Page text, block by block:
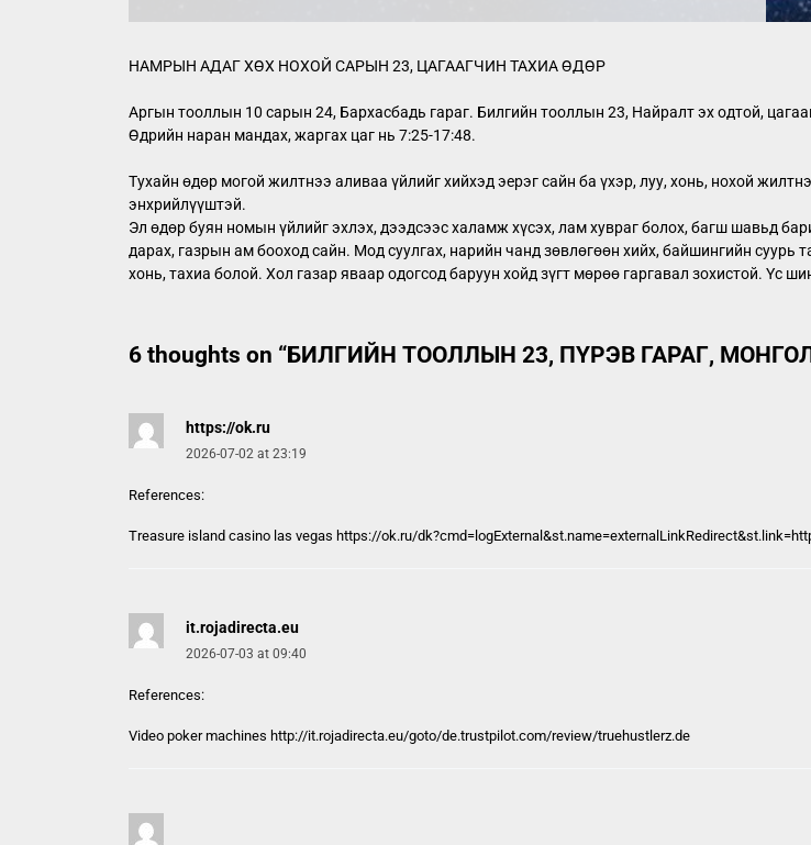
НАМРЫН АДАГ ХӨХ НОХОЙ САРЫН 23, ЦАГААГЧИН ТАХИА ӨДӨР
Аргын тооллын 10 сарын 24, Бархасбадь гараг. Билгийн тооллын 23, Найралт эх одтой,
Өдрийн наран мандах, жаргах цаг нь 7:25-17:48.
Тухайн өдөр могой жилтнээ аливаа үйлийг хийхэд эерэг сайн ба үхэр, луу, хонь, нохой
энхрийлүүштэй.
Эл өдөр буян номын үйлийг эхлэх, дээдсээс халамж хүсэх, лам хувраг болох, багш шавьд
дарах, газрын ам бооход сайн. Мод суулгах, нарийн чанд зөвлөгөөн хийх, байшингийн суурь
хонь, тахиа болой. Хол газар яваар одогсод баруун хойд зүгт мөрөө гаргавал зохистой. Үс
6 thoughts on “БИЛГИЙН ТООЛЛЫН 23, ПҮРЭВ ГАРАГ,
https://ok.ru
2026-07-02 at 23:19
References:
Treasure island casino las vegas https://ok.ru/
it.rojadirecta.eu
2026-07-03 at 09:40
References:
Video poker machines http://it.rojadirecta.eu/goto/de.trustpilot.com/review/truehustlerz.de